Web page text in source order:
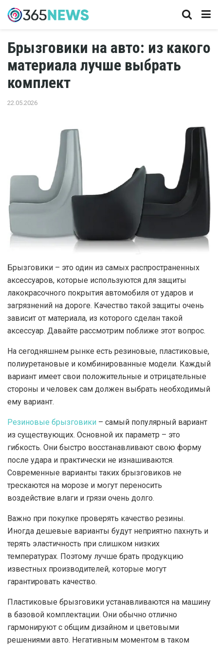
Брызговики на авто: из какого
материала лучше выбрать
комплект
22.05.2026
Брызговики – это один из самых распространенных
аксессуаров, которые используются для защиты
лакокрасочного покрытия автомобиля от ударов и
загрязнений на дороге. Качество такой защиты очень
зависит от материала, из которого сделан такой
аксессуар. Давайте рассмотрим поближе этот вопрос.
На сегодняшнем рынке есть резиновые, пластиковые,
полиуретановые и комбинированные модели. Каждый
вариант имеет свои положительные и отрицательные
стороны и человек сам должен выбрать необходимый
ему вариант.
Резиновые брызговики – самый популярный вариант
из существующих. Основной их параметр – это
гибкость. Они быстро восстанавливают свою форму
после удара и практически не изнашиваются.
Современные варианты таких брызговиков не
трескаются на морозе и могут переносить
воздействие влаги и грязи очень долго.
Важно при покупке проверять качество резины.
Иногда дешевые варианты будут неприятно пахнуть и
терять эластичность при слишком низких
температурах. Поэтому лучше брать продукцию
известных производителей, которые могут
гарантировать качество.
Пластиковые брызговики устанавливаются на машину
в базовой комплектации. Они обычно отлично
гармонируют с общим дизайном и цветовыми
решениями авто. Негативным моментом в таком